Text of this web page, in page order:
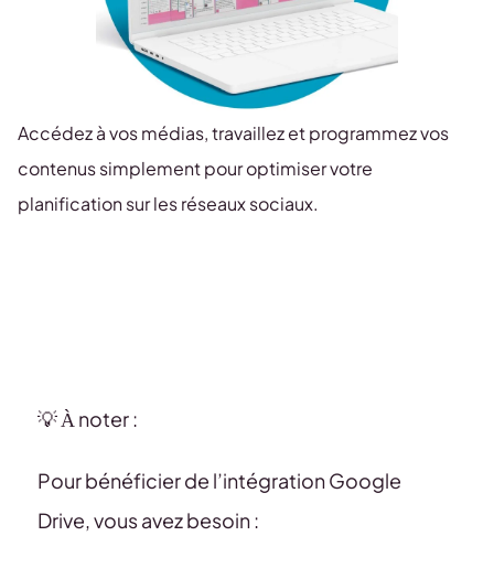
Accédez à vos médias, travaillez et programmez vos
contenus simplement pour optimiser votre
planification sur les réseaux sociaux.
💡 À noter :
Pour bénéficier de l’intégration Google
Drive, vous avez besoin :